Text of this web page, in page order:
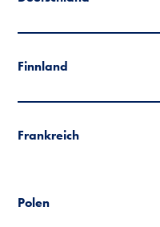
Finnland
Frankreich
Polen